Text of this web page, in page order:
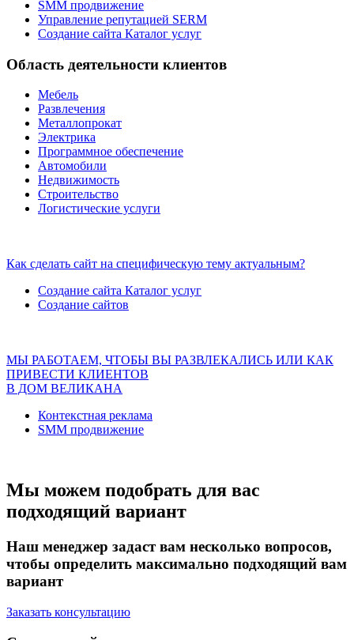
SMM продвижение
Управление репутацией SERM
Создание сайта Каталог услуг
Область деятельности клиентов
Мебель
Развлечения
Металлопрокат
Электрика
Программное обеспечение
Автомобили
Недвижимость
Строительство
Логистические услуги
Как сделать сайт на специфическую тему актуальным?
Создание сайта Каталог услуг
Создание сайтов
МЫ РАБОТАЕМ, ЧТОБЫ ВЫ РАЗВЛЕКАЛИСЬ ИЛИ КАК
ПРИВЕСТИ КЛИЕНТОВ
В ДОМ ВЕЛИКАНА
Контекстная реклама
SMM продвижение
Мы можем подобрать для вас
подходящий вариант
Наш менеджер задаст вам несколько вопросов,
чтобы определить максимально подходящий вам
вариант
Заказать консультацию